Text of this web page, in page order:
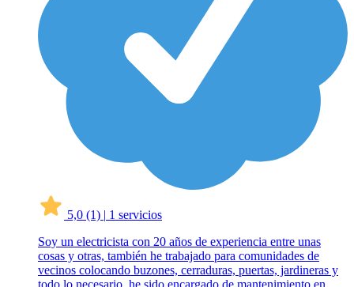
5,0 (1) | 1 servicios
Soy un electricista con 20 años de experiencia entre unas
cosas y otras, también he trabajado para comunidades de
vecinos colocando buzones, cerraduras, puertas, jardineras y
todo lo necesario, he sido encargado de mantenimiento en